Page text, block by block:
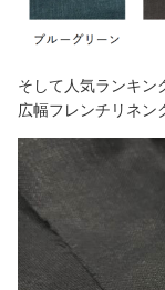
そして人気ランキン
広幅フレンチリネン